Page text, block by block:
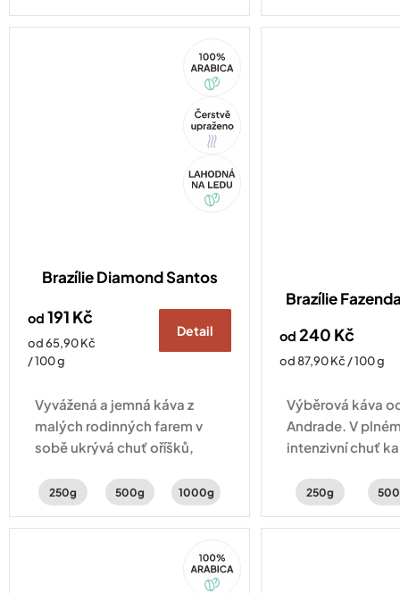
se nemůžete rozhodnout!
tradičním
a v hliníkovém
Tip
Arabica
Brazílie Diamond Santos
od 191 Kč
Měrná
cena:
od 65,90 Kč
/ 100 g
Detail
Vyvážená a jemná káva z
malých rodinných farem v
sobě ukrývá chuť oříšků,
250g 500g 1000g
Brazílie
od 240 Kč
Měrná
od 87,90 Kč / 100 g
Výběrová káva
Andrade. V
intenzivní chuť
250g
Arabica